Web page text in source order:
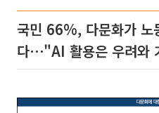
국민 66%, 다문화가 노
다⋯"AI 활용은 우려와